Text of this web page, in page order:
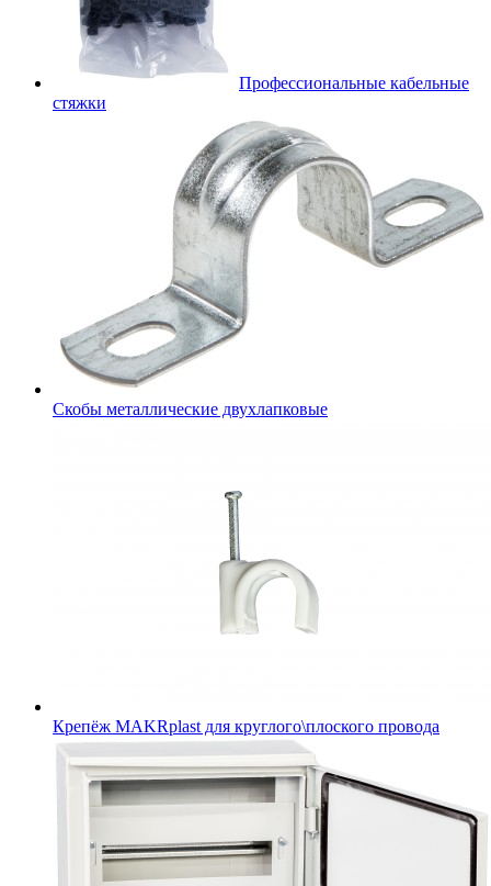
Профессиональные кабельные
стяжки
Скобы металлические двухлапковые
Крепёж MAKRplast для круглого\плоского провода